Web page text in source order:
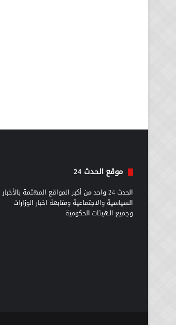
موقع الحدث 24
الحدث 24 واحد من أكبر المواقع المهتمة بالأخبار
السياسية والاجتماعية ومتابعة اخبار الوزارات
وجميع الهيئات الحكومية